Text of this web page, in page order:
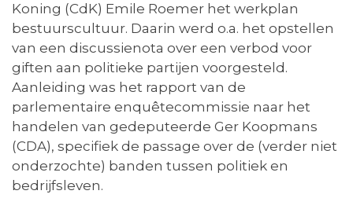
Koning (CdK) Emile Roemer het werkplan
bestuurscultuur. Daarin werd o.a. het opstellen
van een discussienota over een verbod voor
giften aan politieke partijen voorgesteld.
Aanleiding was het rapport van de
parlementaire enquêtecommissie naar het
handelen van gedeputeerde Ger Koopmans
(CDA), specifiek de passage over de (verder niet
onderzochte) banden tussen politiek en
bedrijfsleven.